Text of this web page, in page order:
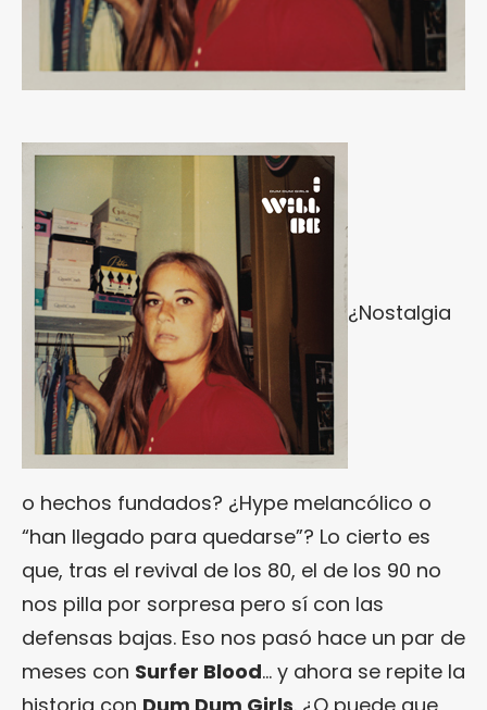
¿Nostalgia
o hechos fundados? ¿Hype melancólico o
“han llegado para quedarse”? Lo cierto es
que, tras el revival de los 80, el de los 90 no
nos pilla por sorpresa pero sí con las
defensas bajas. Eso nos pasó hace un par de
meses con Surfer Blood… y ahora se repite la